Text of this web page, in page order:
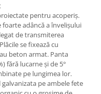
pentru acoperiș.
foarte adâncă a învelișului
de transmiterea
se fixează cu
beton armat. Panta
fără lucarne și de 5°
pe lungimea lor.
pe ambele fete